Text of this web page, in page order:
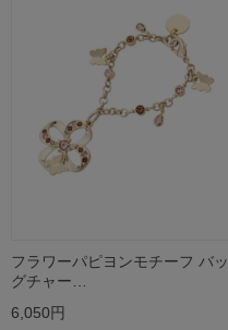
フラワーパピヨンモチーフ バッ
グチャー…
6,050円